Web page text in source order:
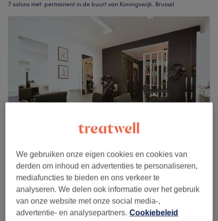
7 salons met: permanent in de buurt van Koningswijk, Brussel
Tony&Son
4,8
761 reviews
Sint-Joost Centrum, Sint-Joost-ten-Node
Laat zien op de kaart
Permanente / Curls
1 u
vanaf
We gebruiken onze eigen cookies en cookies van
derden om inhoud en advertenties te personaliseren,
mediafuncties te bieden en ons verkeer te
analyseren. We delen ook informatie over het gebruik
van onze website met onze social media-,
advertentie- en analysepartners. Cookiebeleid